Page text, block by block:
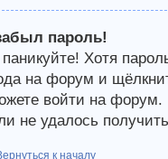
пароль!
Хотя
на форум и
войти на форум.
не удалось
к началу